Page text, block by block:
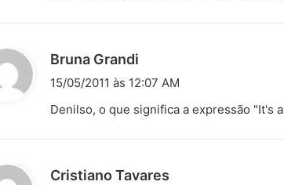
e
Bruna Grandi
i
s
e
15/05/2011 às 12:07 AM
Denilso, o que significa a expressão "It's
Cristiano Tavares